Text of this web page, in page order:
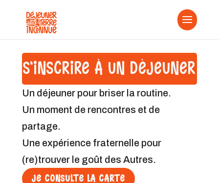
S’INSCRIRE À UN DÉJEUNER
Un déjeuner pour briser la routine.
Un moment de rencontres et de
partage.
Une expérience fraternelle pour
(re)trouver le goût des Autres.
JE CONSULTE LA CARTE